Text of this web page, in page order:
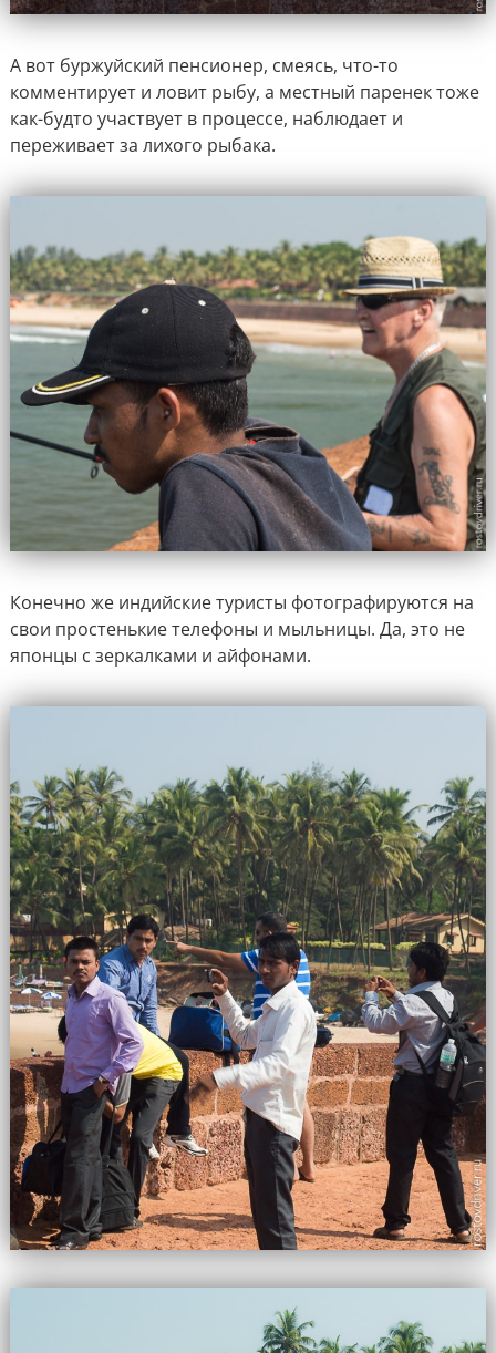
А вот буржуйский пенсионер, смеясь, что-то
комментирует и ловит рыбу, а местный паренек тоже
как-будто участвует в процессе, наблюдает и
переживает за лихого рыбака.
Конечно же индийские туристы фотографируются на
свои простенькие телефоны и мыльницы. Да, это не
японцы с зеркалками и айфонами.